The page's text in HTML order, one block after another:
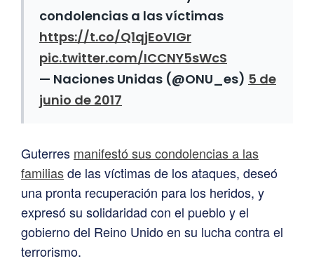
condolencias a las víctimas
https://t.co/Q1qjEoVIGr
pic.twitter.com/ICCNY5sWcS
— Naciones Unidas (@ONU_es) 5 de
junio de 2017
Guterres manifestó sus condolencias a las
familiasde las víctimas de los ataques, deseó
una pronta recuperación para los heridos, y
expresó su solidaridad con el pueblo y el
gobierno del Reino Unido en su lucha contra el
terrorismo.